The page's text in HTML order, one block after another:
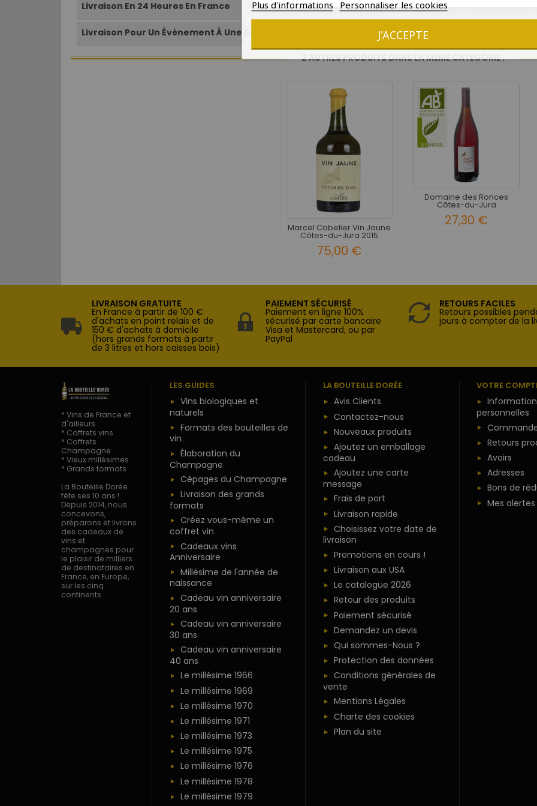
Livraison En 24 Heures En France Oui - Commande jusqu'à
Livraison Pour Un Évènement À Une Date Précise Oui
2 AUTRES PRODUITS DANS LA MÊME CATÉGORIE :
Marcel Cabelier Vin Jaune
Côtes-du-Jura 2015
75,00 €
Domaine des Ronces
Côtes-du-Jura
Trousseau...
27,30 €
LIVRAISON GRATUITE
En France à partir de 100 €
d'achats en point relais et de
150 € d'achats à domicile
(hors grands formats à partir
de 3 litres et hors caisses bois)
PAIEMENT SÉCURISÉ
Paiement en ligne 100%
sécurisé par carte bancaire
Visa et Mastercard, ou par
PayPal
RETOURS FACILES
Retours possibles
jours à compter de la
* Vins de France et
d'ailleurs
* Coffrets vins
* Coffrets
Champagne
* Vieux millésimes
* Grands formats
La Bouteille Dorée
fête ses 10 ans !
Depuis 2014, nous
concevons,
préparons et livrons
des cadeaux de
vins et
champagnes pour
le plaisir de milliers
de destinataires en
France, en Europe,
sur les cinq
continents.
LES GUIDES
Vins biologiques et
naturels
Formats des bouteilles de
vin
Élaboration du
Champagne
Cépages du Champagne
Livraison des grands
formats
Créez vous-même un
coffret vin
Cadeaux vins
Anniversaire
Millésime de l'année de
naissance
Cadeau vin anniversaire
20 ans
Cadeau vin anniversaire
30 ans
Cadeau vin anniversaire
40 ans
Le millésime 1966
Le millésime 1969
Le millésime 1970
Le millésime 1971
Le millésime 1973
Le millésime 1975
Le millésime 1976
Le millésime 1978
Le millésime 1979
LA BOUTEILLE DORÉE
Avis Clients
Contactez-nous
Nouveaux produits
Ajoutez un emballage
cadeau
Ajoutez une carte
message
Frais de port
Livraison rapide
Choisissez votre date de
livraison
Promotions en cours !
Livraison aux USA
Le catalogue 2026
Retour des produits
Paiement sécurisé
Demandez un devis
Qui sommes-Nous ?
Protection des données
Conditions générales de
vente
Mentions Légales
Charte des cookies
Plan du site
VOTRE
personnelles
Retours
Avoirs
Adresses
Bons de
Mes alertes
Plus d'informations Personnaliser les cookies
J'ACCEPTE